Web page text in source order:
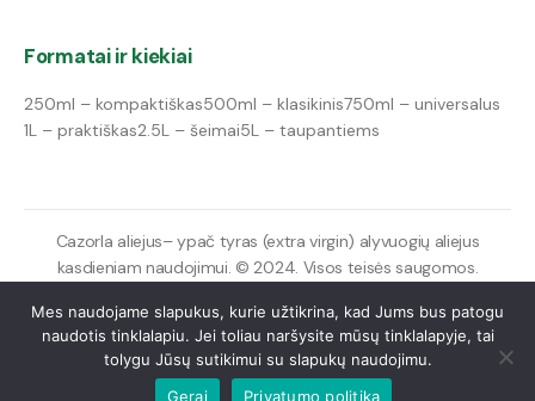
Formatai ir kiekiai
250ml – kompaktiškas500ml – klasikinis750ml – universalus
1L – praktiškas2.5L – šeimai5L – taupantiems
Cazorla aliejus– ypač tyras (extra virgin) alyvuogių aliejus
kasdieniam naudojimui. © 2024. Visos teisės saugomos.
Mes naudojame slapukus, kurie užtikrina, kad Jums bus patogu
naudotis tinklalapiu. Jei toliau naršysite mūsų tinklalapyje, tai
tolygu Jūsų sutikimui su slapukų naudojimu.
Gerai
Privatumo politika